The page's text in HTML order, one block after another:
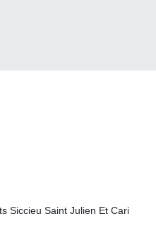
Siccieu Saint Julien Et Cari